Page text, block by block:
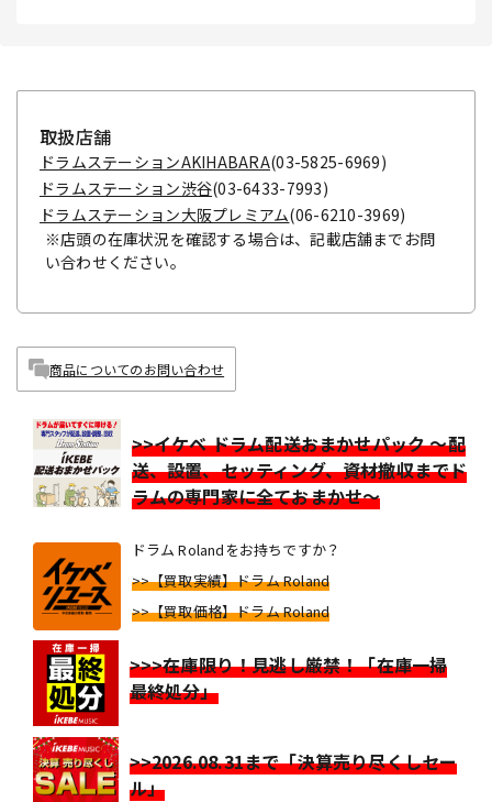
取扱店舗
ドラムステーションAKIHABARA(03-5825-6969)
ドラムステーション渋谷(03-6433-7993)
ドラムステーション大阪プレミアム(06-6210-3969)
※店頭の在庫状況を確認する場合は、記載店舗までお問
い合わせください。
商品についてのお問い合わせ
>>イケベ ドラム配送おまかせパック ～配
送、設置、セッティング、資材撤収までド
ラムの専門家に全ておまかせ～
ドラム Rolandをお持ちですか？
>>【買取実績】ドラム Roland
>>【買取価格】ドラム Roland
>>>在庫限り！見逃し厳禁！「在庫一掃
最終処分」
>>2026.08.31まで「決算売り尽くしセー
ル」